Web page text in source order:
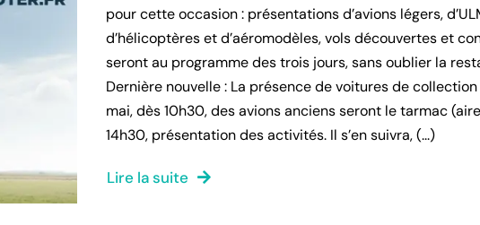
pour cette occasion : présentations d’avions légers,
d’hélicoptères et d’aéromodèles, vols découvertes et
seront au programme des trois jours, sans oublier la
Dernière nouvelle : La présence de voitures de
mai, dès 10h30, des avions anciens seront le tarmac
14h30, présentation des activités. Il s’en suivra, (...)
Lire la suite